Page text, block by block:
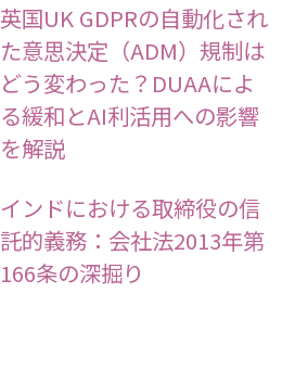
英国UK GDPRの自動化され
た意思決定（ADM）規制は
どう変わった？DUAAによ
る緩和とAI利活用への影響
を解説
インドにおける取締役の信
託的義務：会社法2013年第
166条の深掘り